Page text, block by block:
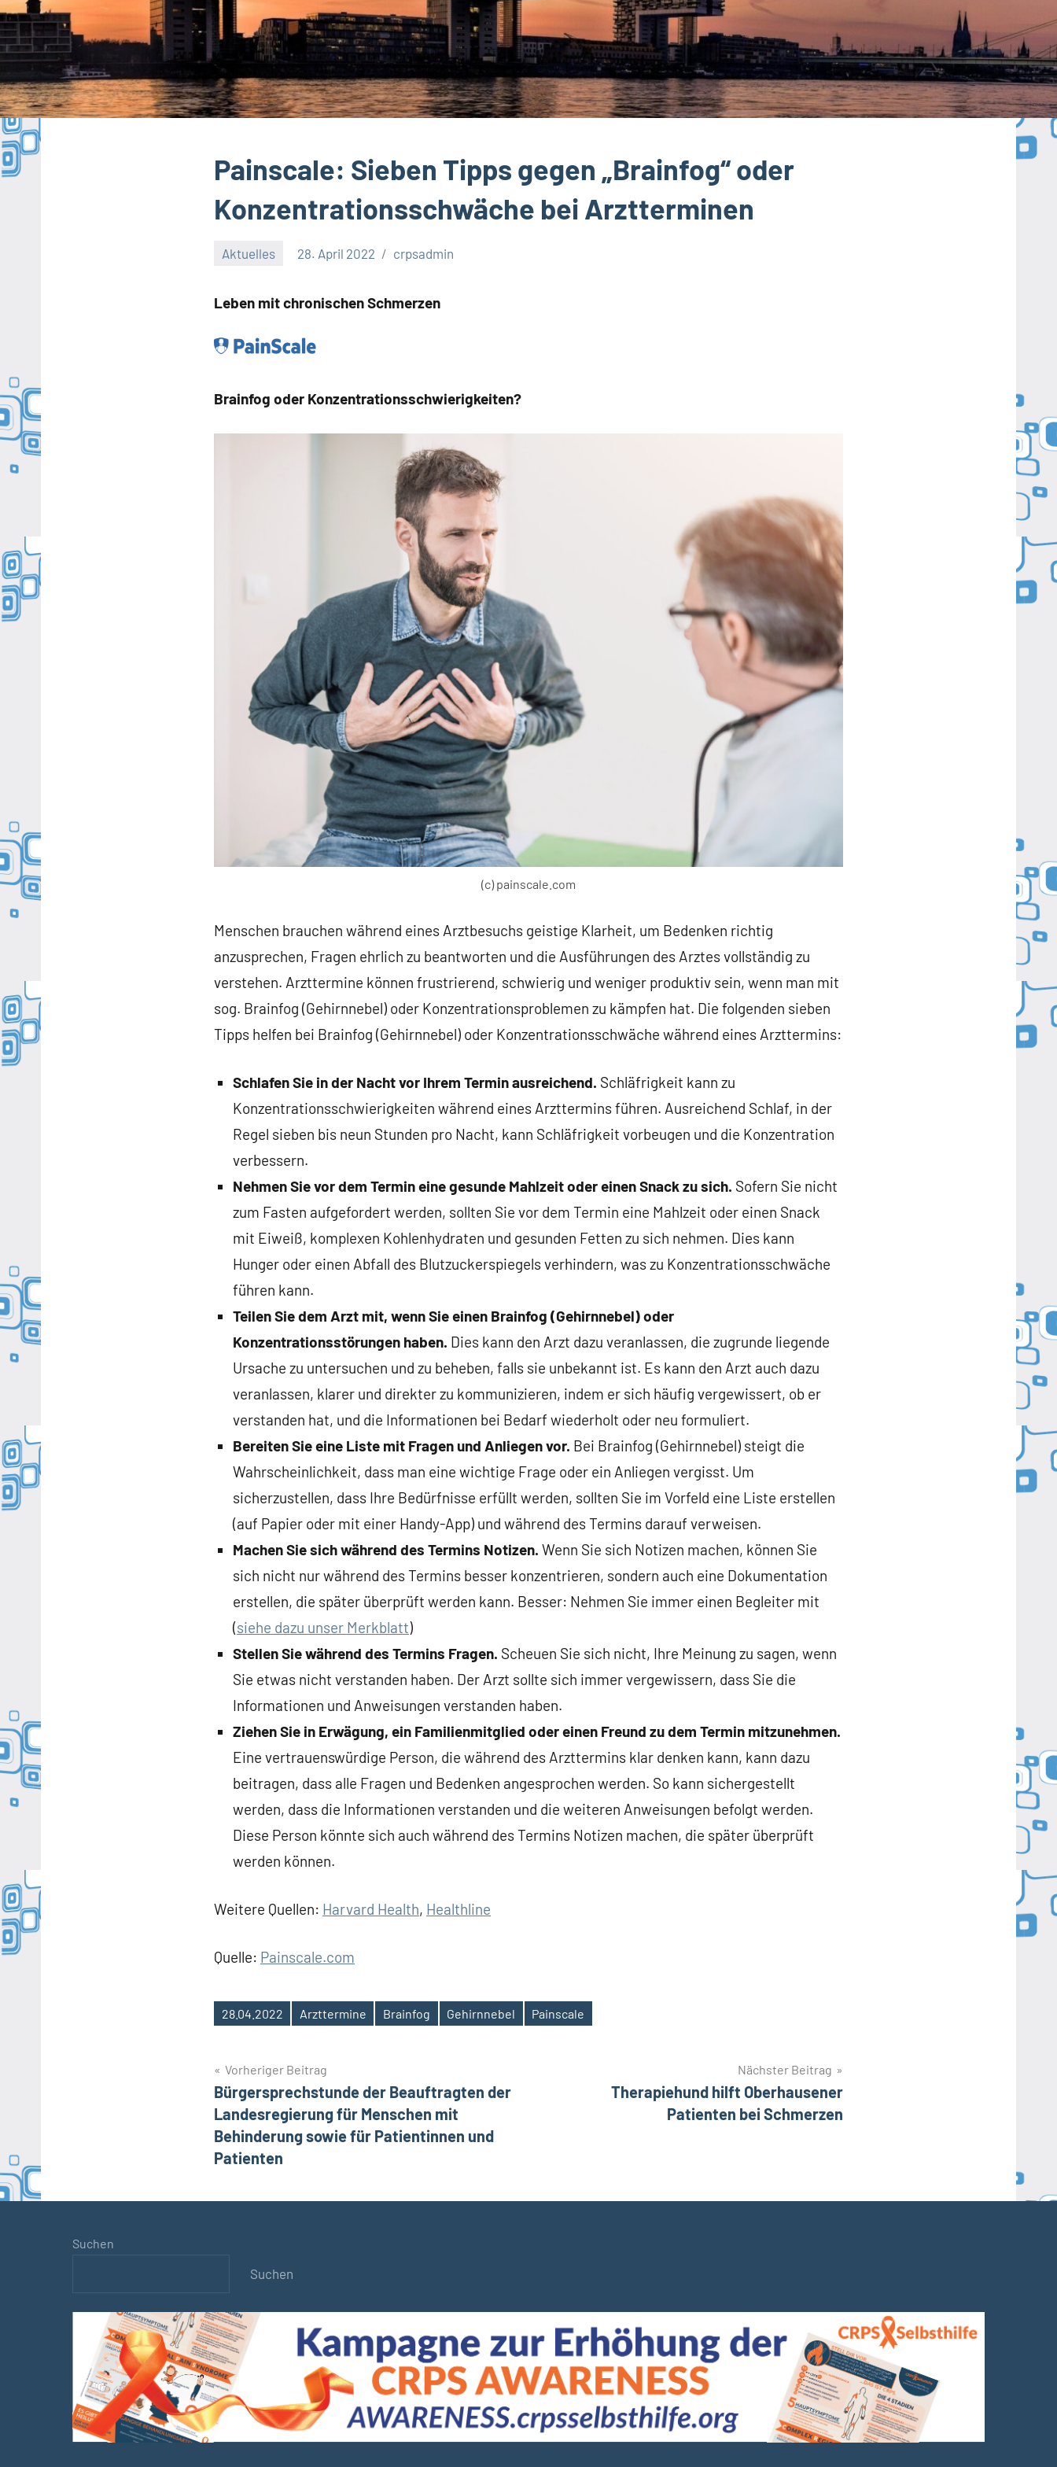
Painscale: Sieben Tipps gegen „Brainfog“ oder
Konzentrationsschwäche bei Arztterminen
Aktuelles 28. April 2022 crpsadmin
Leben mit chronischen Schmerzen
Brainfog oder Konzentrationsschwierigkeiten?
(c) painscale.com
Menschen brauchen während eines Arztbesuchs geistige Klarheit, um Bedenken richtig
anzusprechen, Fragen ehrlich zu beantworten und die Ausführungen des Arztes vollständig zu
verstehen. Arzttermine können frustrierend, schwierig und weniger produktiv sein, wenn man mit
sog. Brainfog (Gehirnnebel) oder Konzentrationsproblemen zu kämpfen hat. Die folgenden sieben
Tipps helfen bei Brainfog (Gehirnnebel) oder Konzentrationsschwäche während eines Arzttermins:
Schlafen Sie in der Nacht vor Ihrem Termin ausreichend. Schläfrigkeit kann zu
Konzentrationsschwierigkeiten während eines Arzttermins führen. Ausreichend Schlaf, in der
Regel sieben bis neun Stunden pro Nacht, kann Schläfrigkeit vorbeugen und die Konzentration
verbessern.
Nehmen Sie vor dem Termin eine gesunde Mahlzeit oder einen Snack zu sich. Sofern Sie nicht
zum Fasten aufgefordert werden, sollten Sie vor dem Termin eine Mahlzeit oder einen Snack
mit Eiweiß, komplexen Kohlenhydraten und gesunden Fetten zu sich nehmen. Dies kann
Hunger oder einen Abfall des Blutzuckerspiegels verhindern, was zu Konzentrationsschwäche
führen kann.
Teilen Sie dem Arzt mit, wenn Sie einen Brainfog (Gehirnnebel) oder
Konzentrationsstörungen haben. Dies kann den Arzt dazu veranlassen, die zugrunde liegende
Ursache zu untersuchen und zu beheben, falls sie unbekannt ist. Es kann den Arzt auch dazu
veranlassen, klarer und direkter zu kommunizieren, indem er sich häufig vergewissert, ob er
verstanden hat, und die Informationen bei Bedarf wiederholt oder neu formuliert.
Bereiten Sie eine Liste mit Fragen und Anliegen vor. Bei Brainfog (Gehirnnebel) steigt die
Wahrscheinlichkeit, dass man eine wichtige Frage oder ein Anliegen vergisst. Um
sicherzustellen, dass Ihre Bedürfnisse erfüllt werden, sollten Sie im Vorfeld eine Liste erstellen
(auf Papier oder mit einer Handy-App) und während des Termins darauf verweisen.
Machen Sie sich während des Termins Notizen. Wenn Sie sich Notizen machen, können Sie
sich nicht nur während des Termins besser konzentrieren, sondern auch eine Dokumentation
erstellen, die später überprüft werden kann. Besser: Nehmen Sie immer einen Begleiter mit
(siehe dazu unser Merkblatt)
Stellen Sie während des Termins Fragen. Scheuen Sie sich nicht, Ihre Meinung zu sagen, wenn
Sie etwas nicht verstanden haben. Der Arzt sollte sich immer vergewissern, dass Sie die
Informationen und Anweisungen verstanden haben.
Ziehen Sie in Erwägung, ein Familienmitglied oder einen Freund zu dem Termin mitzunehmen.
Eine vertrauenswürdige Person, die während des Arzttermins klar denken kann, kann dazu
beitragen, dass alle Fragen und Bedenken angesprochen werden. So kann sichergestellt
werden, dass die Informationen verstanden und die weiteren Anweisungen befolgt werden.
Diese Person könnte sich auch während des Termins Notizen machen, die später überprüft
werden können.
Weitere Quellen: Harvard Health, Healthline
Quelle: Painscale.com
Schlagwörter
28.04.2022 Arzttermine Brainfog Gehirnnebel Painscale
Beitragsnavigation
Vorheriger Beitrag
Bürgersprechstunde der Beauftragten der
Landesregierung für Menschen mit
Behinderung sowie für Patientinnen und
Patienten
Nächster Beitrag
Therapiehund hilft Oberhausener
Patienten bei Schmerzen
Suchen
Suchen